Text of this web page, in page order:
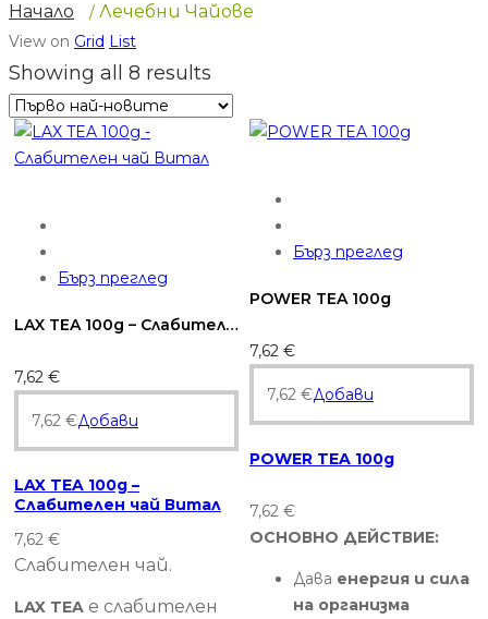
Начало / Лечебни Чайове
View on Grid List
Showing all 8 results
by
Бърз преглед
LAX TEA 100g – Слабителен чай Витал
7,62 €
7,62 €Добави
LAX TEA 100g –
Слабителен чай Витал
7,62 €
Слабителен чай.
LAX TEA е слабителен
Бърз преглед
POWER TEA 100g
7,62 €
7,62 €Добави
POWER TEA 100g
7,62 €
ОСНОВНО ДЕЙСТВИЕ:
Дава енергия и сила
на организма